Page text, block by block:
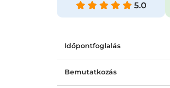
5.0
Időpontfoglalás
Bemutatkozás